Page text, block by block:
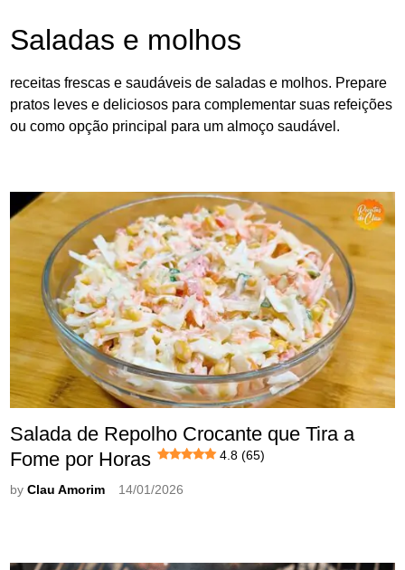
Saladas e molhos
receitas frescas e saudáveis de saladas e molhos. Prepare
pratos leves e deliciosos para complementar suas refeições
ou como opção principal para um almoço saudável.
Salada de Repolho Crocante que Tira a
Fome por Horas
4.8 (65)
byClau Amorim 14/01/2026